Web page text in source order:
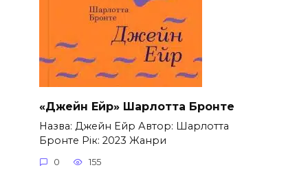
«Джейн Ейр» Шарлотта Бронте
Назва: Джейн Ейр Автор: Шарлотта
Бронте Рік: 2023 Жанри
0 155